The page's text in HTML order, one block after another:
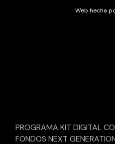
Web hecha
PROGRAMA KIT DIGITAL
FONDOS NEXT